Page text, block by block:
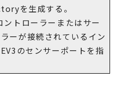
を生成する。
トローラーまたはサー
ーが接続されているイン
のセンサーポートを指